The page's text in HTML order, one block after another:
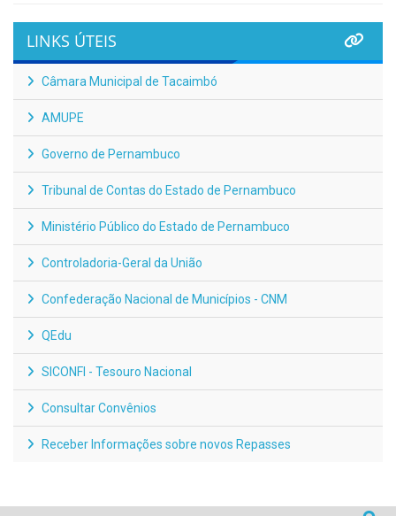
LINKS ÚTEIS
Câmara Municipal de Tacaimbó
AMUPE
Governo de Pernambuco
Tribunal de Contas do Estado de Pernambuco
Ministério Público do Estado de Pernambuco
Controladoria-Geral da União
Confederação Nacional de Municípios - CNM
QEdu
SICONFI - Tesouro Nacional
Consultar Convênios
Receber Informações sobre novos Repasses